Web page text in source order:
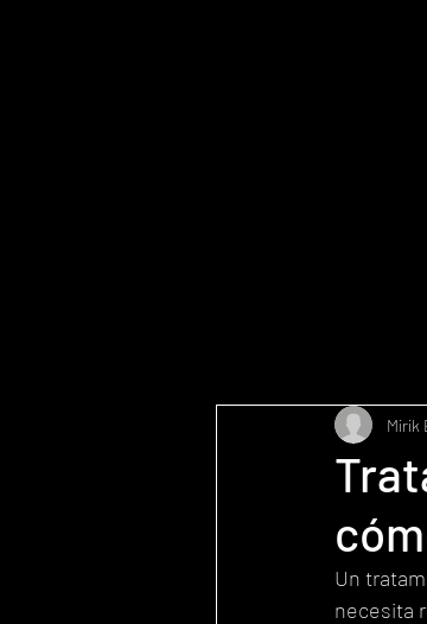
Mirik
Un
necesita